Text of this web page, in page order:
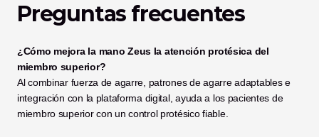
Preguntas frecuentes
¿Cómo mejora la mano Zeus la atención protésica del
miembro superior?
Al combinar fuerza de agarre, patrones de agarre adaptables e
integración con la plataforma digital, ayuda a los pacientes de
miembro superior con un control protésico fiable.